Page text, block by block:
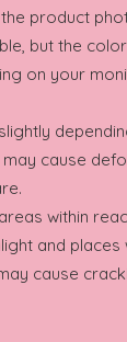
product
but the
on your
cause
within
and
cause